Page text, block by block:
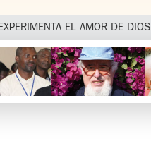
EL AMOR DE DIOS